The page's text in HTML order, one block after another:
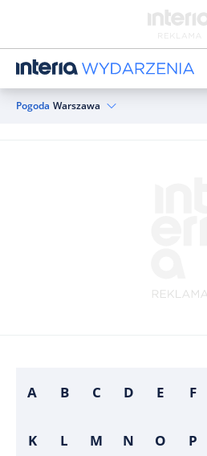
Pogoda Warszawa
A B C D E F
K L M N O P